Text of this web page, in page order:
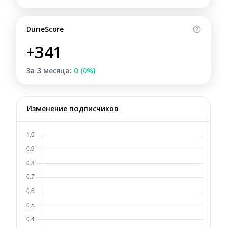
DuneScore
+341
За 3 месяца: 0 (0%)
Изменение подписчиков